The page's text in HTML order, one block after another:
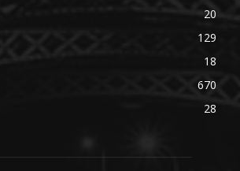
20
129
18
670
28